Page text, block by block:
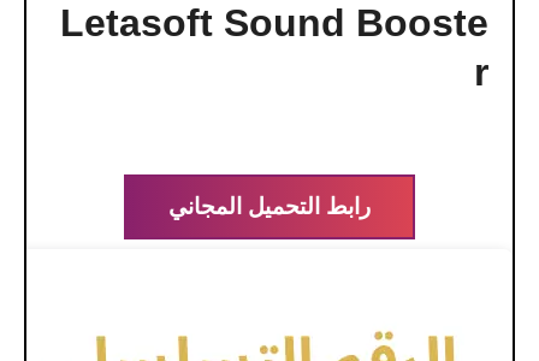
Letasoft Sound Booste
r
رابط التحميل المجاني